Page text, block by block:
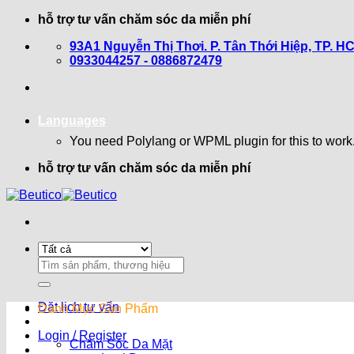
hỗ trợ tư vấn chăm sóc da miễn phí
93A1 Nguyễn Thị Thơi. P. Tân Thới Hiệp, TP.
0933044257 - 0886872479
Languages
You need Polylang or WPML plugin for this to
hỗ trợ tư vấn chăm sóc da miễn phí
Search
for:
Đặt lịch tư vấn
Login / Register
Danh Mục Sản Phẩm
Chăm Sóc Da Mặt